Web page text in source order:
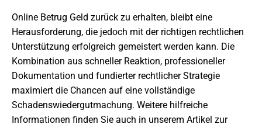
Online Betrug Geld zurück zu erhalten, bleibt eine
Herausforderung, die jedoch mit der richtigen rechtlichen
Unterstützung erfolgreich gemeistert werden kann. Die
Kombination aus schneller Reaktion, professioneller
Dokumentation und fundierter rechtlicher Strategie
maximiert die Chancen auf eine vollständige
Schadenswiedergutmachung. Weitere hilfreiche
Informationen finden Sie auch in unserem Artikel zur